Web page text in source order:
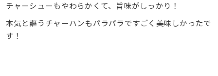
チャーシューもやわらかくて、旨味がしっかり！
本気と謳うチャーハンもパラパラですごく美味しかったで
す！